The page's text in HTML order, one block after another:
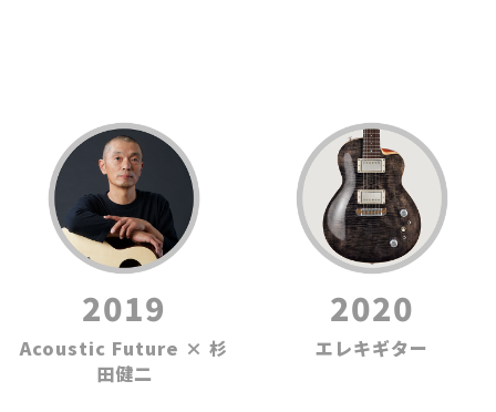
2019
Acoustic Future × 杉
田健二
2020
エレキギター